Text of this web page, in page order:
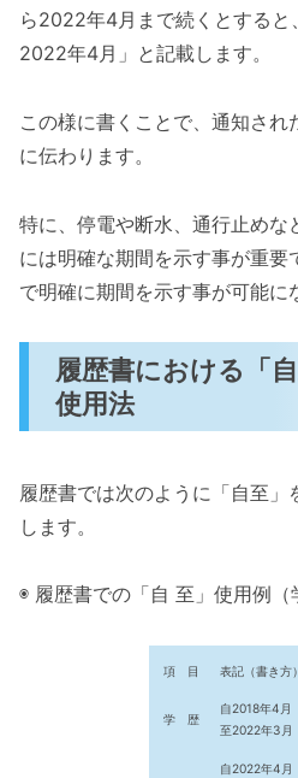
ら2022年4月まで続くとする
2022年4月」と記載します。
この様に書くことで、通知さ
に伝わります。
特に、停電や断水、通行止めな
には明確な期間を示す事が重
で明確に期間を示す事が可能に
履歴書における「
使用法
履歴書では次のように「自至」
します。
◉ 履歴書での「自 至」使用例（
項 目 表記（書き方
学 歴
自2018年4月
至2022年3
自2022年4月